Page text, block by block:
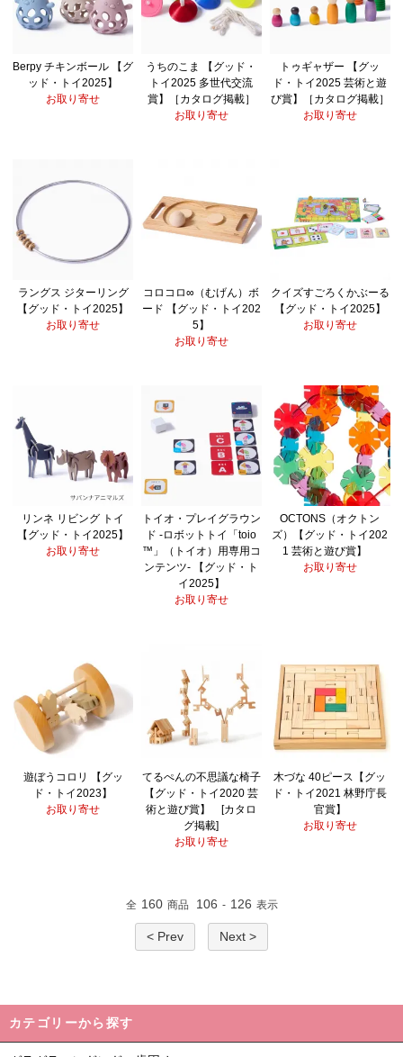
Berpy チキンボール 【グ
ッド・トイ2025】
お取り寄せ
うちのこま 【グッド・
トイ2025 多世代交流
賞】［カタログ掲載］
お取り寄せ
トゥギャザー 【グッ
ド・トイ2025 芸術と遊
び賞】［カタログ掲載］
お取り寄せ
ラングス ジターリング
【グッド・トイ2025】
お取り寄せ
コロコロ∞（むげん）ボ
ード 【グッド・トイ202
5】
お取り寄せ
クイズすごろくかぶーる
【グッド・トイ2025】
お取り寄せ
リンネ リビング トイ
【グッド・トイ2025】
お取り寄せ
トイオ・プレイグラウン
ド -ロボットトイ「toio
™」（トイオ）用専用コ
ンテンツ- 【グッド・ト
イ2025】
お取り寄せ
OCTONS（オクトン
ズ）【グッド・トイ202
1 芸術と遊び賞】
お取り寄せ
遊ぼうコロリ 【グッ
ド・トイ2023】
お取り寄せ
てるぺんの不思議な椅子
【グッド・トイ2020 芸
術と遊び賞】 [カタロ
グ掲載]
お取り寄せ
木づな 40ピース【グッ
ド・トイ2021 林野庁長
官賞】
お取り寄せ
全 160 商品 106 - 126 表示
< Prev Next >
カテゴリーから探す